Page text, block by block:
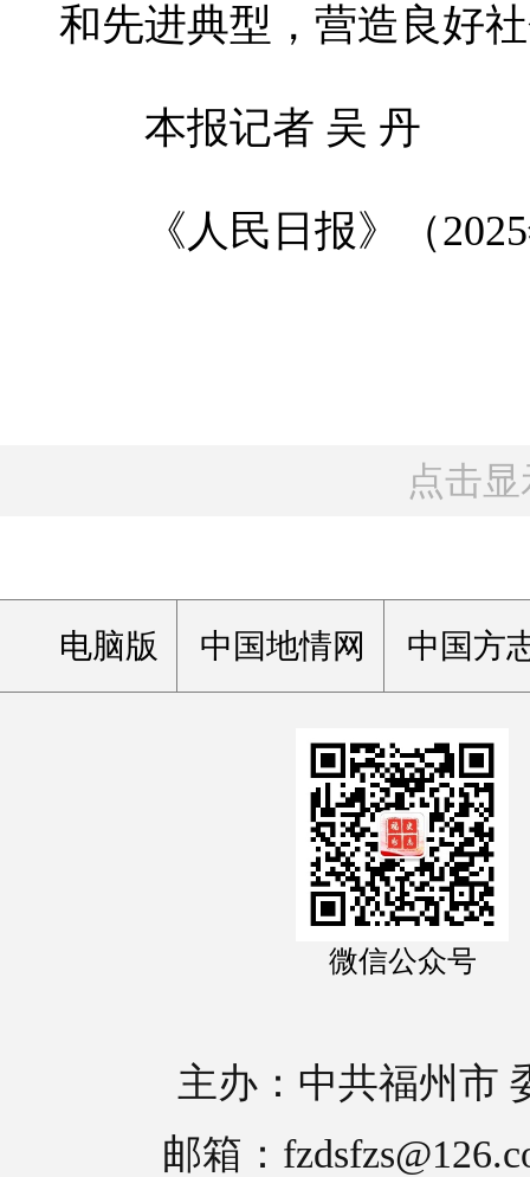
和先进典型，营造良好
本报记者 吴 丹
《人民日报》（2025
点击
电脑版 中国地情网 中国方
微信公众号
主办：中共福州市
邮箱：